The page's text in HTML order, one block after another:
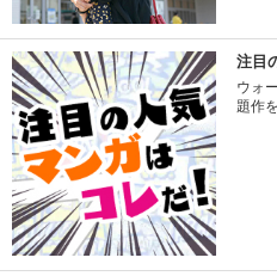
注目
ウォ
題作